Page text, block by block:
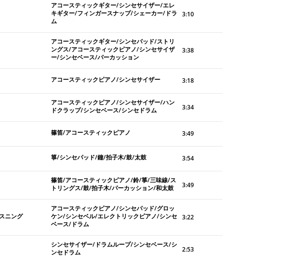
アコースティックギター/シンセサイザー/エレ
キギター/フィンガースナップ/シェーカー/ドラ
ム
3:10
アコースティックギター/シンセパッド/ストリ
ングス/アコースティックピアノ/シンセサイザ
ー/シンセベース/パーカッション
3:38
アコースティックピアノ/シンセサイザー 3:18
アコースティックピアノ/シンセサイザー/ハン
ドクラップ/シンセベース/シンセドラム
3:34
篠笛/アコースティックピアノ 3:49
箏/シンセパッド/鐘/拍子木/鼓/太鼓 3:54
篠笛/アコースティックピアノ/鈴/箏/三味線/ス
トリングス/鼓/拍子木/パーカッション/和太鼓
3:49
ニング
アコースティックピアノ/シンセパッド/グロッ
ケン/シンセベル/エレクトリックピアノ/シンセ
ベース/ドラム
3:22
シンセサイザー/ドラムループ/シンセベース/シ
ンセドラム
2:53